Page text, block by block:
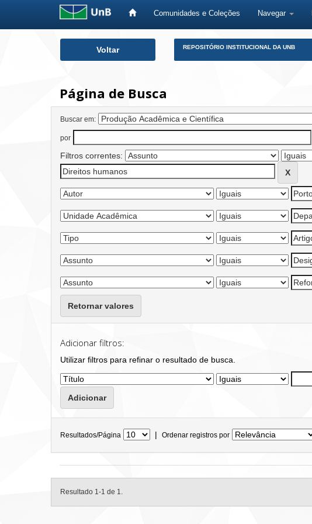
Comunidades e Coleções Navegar
Voltar REPOSITÓRIO INSTITUCIONAL DA UNB
Página de Busca
Buscar em:
por
Filtros correntes:
Retornar valores
Adicionar filtros:
Utilizar filtros para refinar o resultado de busca.
Resultados/Página | Ordenar registros por
Resultado 1-1 de 1.